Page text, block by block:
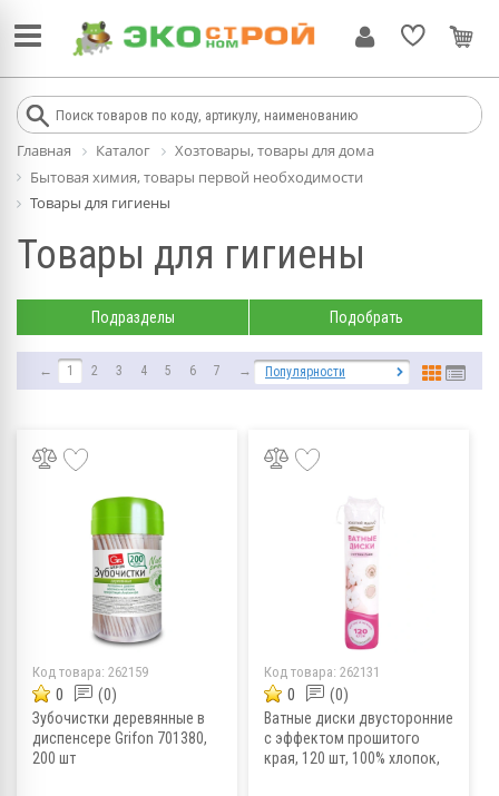
Главная Каталог
Хозтовары, товары для дома
Бытовая химия, товары первой необходимости
Товары для гигиены
Товары для гигиены
Подразделы Подобрать
← 1 2 3 4 5 6 7 → Популярности
Код товара: 262159
0 (0)
Зубочистки деревянные в
диспенсере Grifon 701380,
200 шт
Код товара: 262131
0 (0)
Ватные диски двусторонние
с эффектом прошитого
края, 120 шт, 100% хлопок,